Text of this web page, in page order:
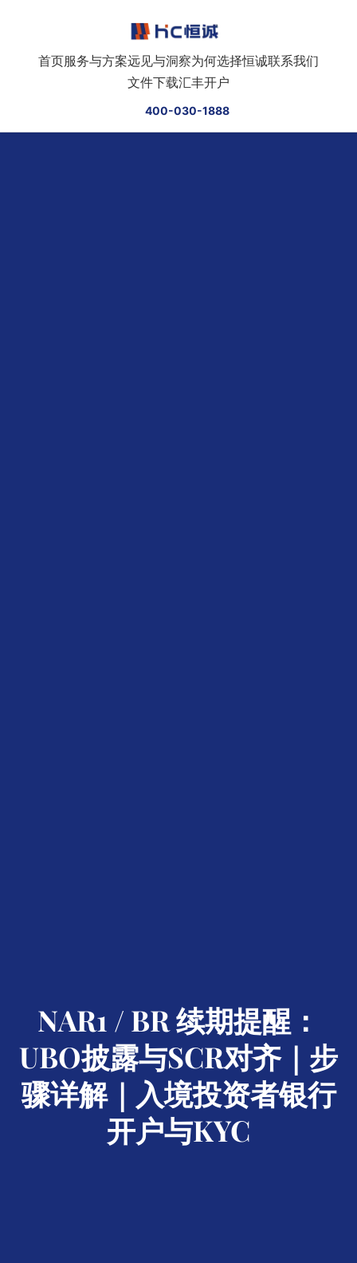
首页服务与方案远见与洞察为何选择恒诚联系我们
文件下载汇丰开户
400-030-1888
NAR1 / BR 续期提醒：
UBO披露与SCR对齐｜步
骤详解｜入境投资者银行
开户与KYC